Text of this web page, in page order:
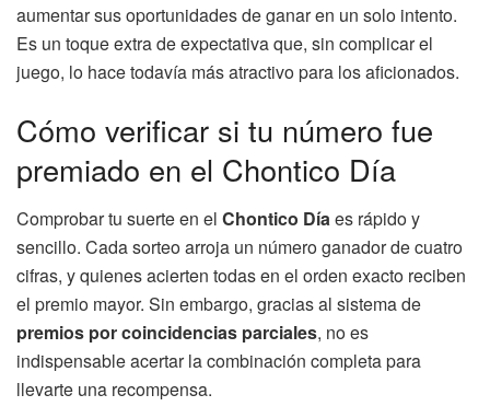
aumentar sus oportunidades de ganar en un solo intento.
Es un toque extra de expectativa que, sin complicar el
juego, lo hace todavía más atractivo para los aficionados.
Cómo verificar si tu número fue
premiado en el Chontico Día
Comprobar tu suerte en el Chontico Díaes rápido y
sencillo. Cada sorteo arroja un número ganador de cuatro
cifras, y quienes acierten todas en el orden exacto reciben
el premio mayor. Sin embargo, gracias al sistema de
premios por coincidencias parciales, no es
indispensable acertar la combinación completa para
llevarte una recompensa.